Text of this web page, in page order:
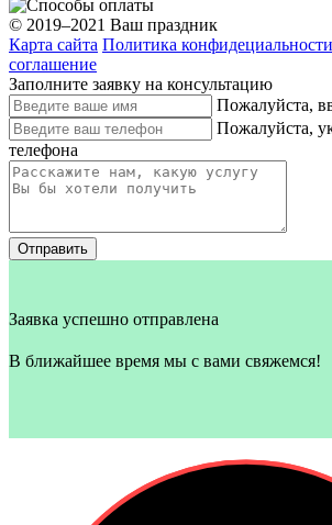
© 2019–2021 Ваш праздник
Карта сайта Политика конфидециальности
соглашение
Заполните заявку на консультацию
Пожалуйста,
Пожалуйста,
телефона
Отправить
Заявка успешно отправлена
В ближайшее время мы с вами свяжемся!